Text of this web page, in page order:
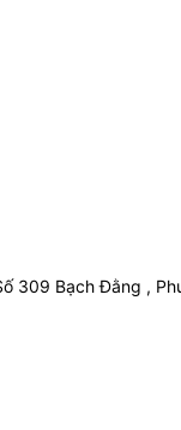
309 Bạch Đằng ,